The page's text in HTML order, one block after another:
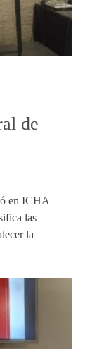
de
en ICHA
las
la